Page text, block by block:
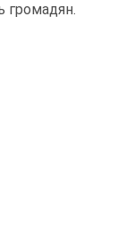
громадян.